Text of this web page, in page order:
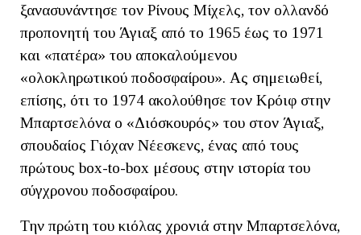
ξανασυνάντησε τον Ρίνους Μίχελς, τον ολλανδό
προπονητή του Άγιαξ από το 1965 έως το 1971
και «πατέρα» του αποκαλούμενου
«ολοκληρωτικού ποδοσφαίρου». Ας σημειωθεί,
επίσης, ότι το 1974 ακολούθησε τον Κρόιφ στην
Μπαρτσελόνα ο «Διόσκουρός» του στον Άγιαξ,
σπουδαίος Γιόχαν Νέεσκενς, ένας από τους
πρώτους box-to-box μέσους στην ιστορία του
σύγχρονου ποδοσφαίρου.
Την πρώτη του κιόλας χρονιά στην Μπαρτσελόνα,